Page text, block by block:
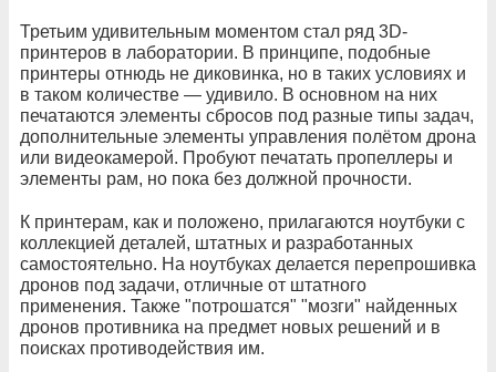
Третьим удивительным моментом стал ряд 3D-
принтеров в лаборатории. В принципе, подобные
принтеры отнюдь не диковинка, но в таких условиях и
в таком количестве — удивило. В основном на них
печатаются элементы сбросов под разные типы задач,
дополнительные элементы управления полётом дрона
или видеокамерой. Пробуют печатать пропеллеры и
элементы рам, но пока без должной прочности.
К принтерам, как и положено, прилагаются ноутбуки с
коллекцией деталей, штатных и разработанных
самостоятельно. На ноутбуках делается перепрошивка
дронов под задачи, отличные от штатного
применения. Также "потрошатся" "мозги" найденных
дронов противника на предмет новых решений и в
поисках противодействия им.